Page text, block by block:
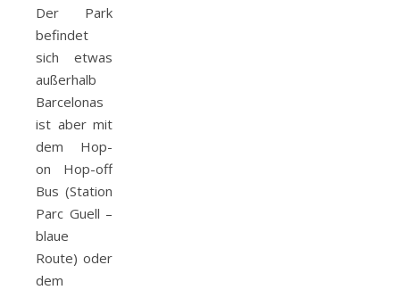
Der Park
befindet
sich etwas
außerhalb
Barcelonas
ist aber mit
dem Hop-
on Hop-off
Bus (Station
Parc Guell –
blaue
Route) oder
dem